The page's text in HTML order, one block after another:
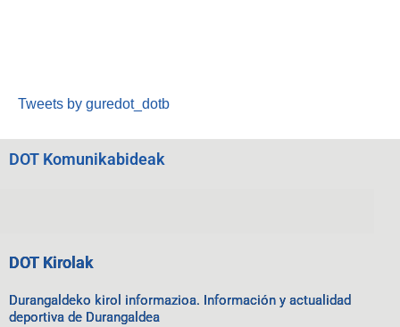
Tweets by guredot_dotb
DOT Komunikabideak
DOT Kirolak
Durangaldeko kirol informazioa. Información y actualidad
deportiva de Durangaldea